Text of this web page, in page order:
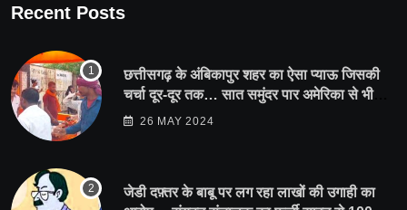
Recent Posts
छत्तीसगढ़ के अंबिकापुर शहर का ऐसा प्याऊ जिसकी
चर्चा दूर-दूर तक… सात समुंदर पार अमेरिका से भी
पहुंचा सहयोग
26 MAY 2024
जेडी दफ़्तर के बाबू पर लग रहा लाखों की उगाही का